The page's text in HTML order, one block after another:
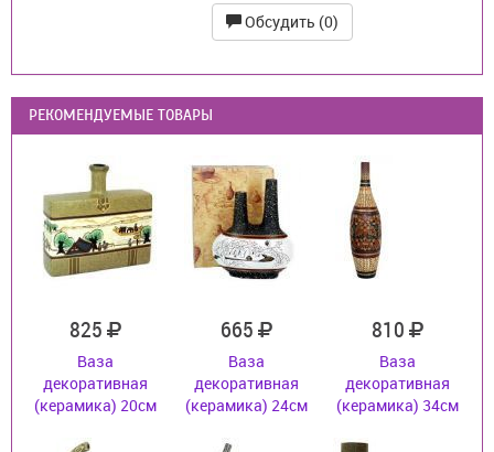
Обсудить (0)
РЕКОМЕНДУЕМЫЕ ТОВАРЫ
825
Ваза
декоративная
(керамика) 20см
665
Ваза
декоративная
(керамика) 24см
810
Ваза
декоративная
(керамика) 34см